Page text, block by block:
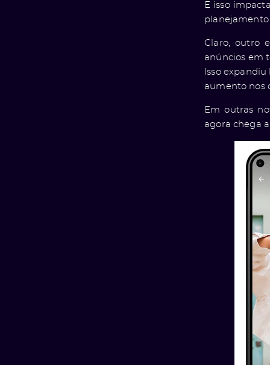
E isso
planejamento
Claro, outro
anúncios em
Isso
aumento nos
Em outras
agora chega